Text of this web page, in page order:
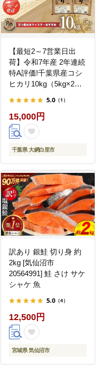
【最短2～7営業日出
荷】令和7年産 2年連続
特A評価!千葉県産コシ
ヒカリ10kg（5kg×2
5.0 （1）
15,000円
千葉県 大網白里市
訳あり 銀鮭 切り身 約
2kg [気仙沼市
20564991] 鮭 さけ サケ
シャケ 魚
5.0 （4）
12,500円
宮城県 気仙沼市